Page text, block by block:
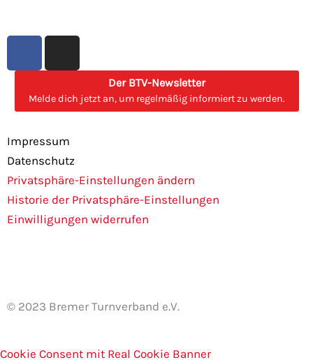
e
b
o
k
t
a
r
a
m
Der BTV-Newsletter
Melde dich jetzt an, um regelmäßig informiert zu werden.
Impressum
Datenschutz
Privatsphäre-Einstellungen ändern
Historie der Privatsphäre-Einstellungen
Einwilligungen widerrufen
© 2023 Bremer Turnverband e.V.
Cookie Consent mit Real Cookie Banner